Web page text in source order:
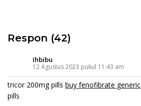
Respon (42)
Ihbibu
12 Agustus 2023 pukul 11:43 am
tricor 200mg pills buy fenofibrate generic
pills